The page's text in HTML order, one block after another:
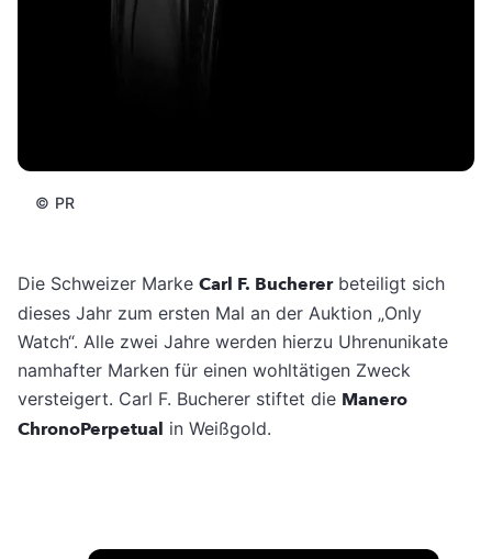
© PR
Die Schweizer Marke Carl F. Buchererbeteiligt sich
dieses Jahr zum ersten Mal an der Auktion „Only
Watch“. Alle zwei Jahre werden hierzu Uhrenunikate
namhafter Marken für einen wohltätigen Zweck
versteigert. Carl F. Bucherer stiftet die Manero
ChronoPerpetual in Weißgold.